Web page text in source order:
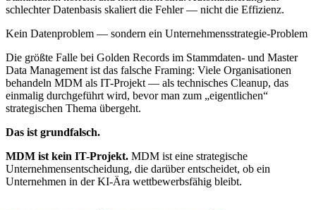
schlechter Datenbasis skaliert die Fehler — nicht die Effizienz.
Kein Datenproblem — sondern ein Unternehmensstrategie-Problem
Die größte Falle bei Golden Records im Stammdaten- und Master
Data Management ist das falsche Framing: Viele Organisationen
behandeln MDM als IT-Projekt — als technisches Cleanup, das
einmalig durchgeführt wird, bevor man zum „eigentlichen“
strategischen Thema übergeht.
Das ist grundfalsch.
MDM ist kein IT-Projekt. MDM ist eine strategische
Unternehmensentscheidung, die darüber entscheidet, ob ein
Unternehmen in der KI-Ära wettbewerbsfähig bleibt.